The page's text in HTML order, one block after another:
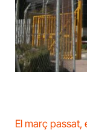
El març passat,